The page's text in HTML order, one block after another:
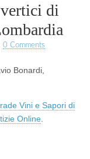
di
0 Comments
Bonardi,
Vini e Sapori di
Online